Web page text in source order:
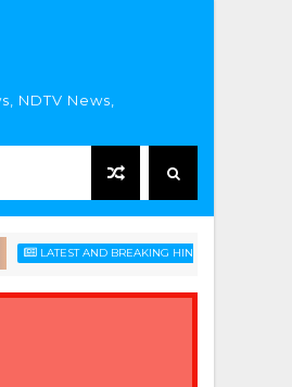
NDTV News,
LATEST AND BREAKING HINDI NEWS HEADLINES